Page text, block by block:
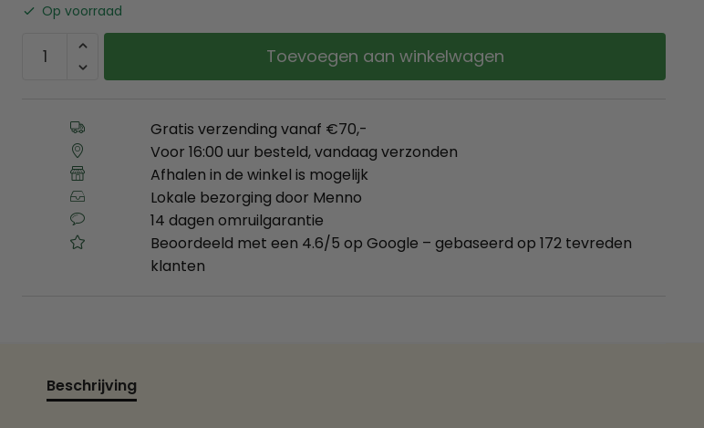
Op voorraad
Toevoegen aan winkelwagen
Gratis verzending vanaf €70,-
Voor 16:00 uur besteld, vandaag verzonden
Afhalen in de winkel is mogelijk
Lokale bezorging door Menno
14 dagen omruilgarantie
Beoordeeld met een 4.6/5 op Google – gebaseerd op 172 tevreden
klanten
Beschrijving